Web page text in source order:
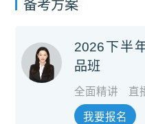
备考方案
2026下半
品班
全面精讲 直
我要报名